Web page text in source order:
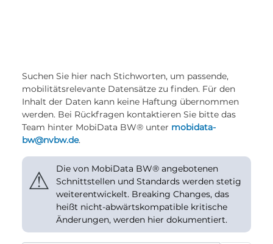
Suchen Sie hier nach Stichworten, um passende,
mobilitätsrelevante Datensätze zu finden. Für den
Inhalt der Daten kann keine Haftung übernommen
werden. Bei Rückfragen kontaktieren Sie bitte das
Team hinter MobiData BW® unter mobidata-
bw@nvbw.de.
⚠
Die von MobiData BW® angebotenen
Schnittstellen und Standards werden stetig
weiterentwickelt. Breaking Changes, das
heißt nicht-abwärtskompatible kritische
Änderungen, werden hier dokumentiert.